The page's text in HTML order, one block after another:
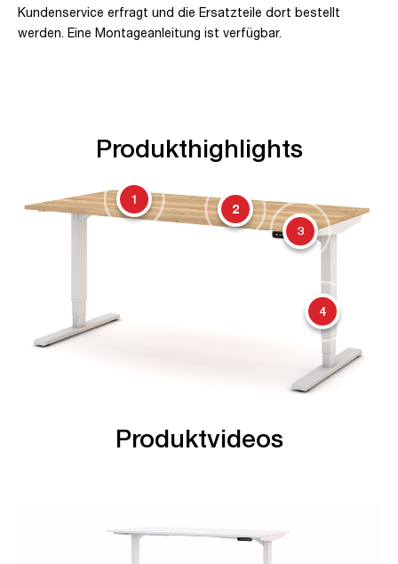
Kundenservice erfragt und die Ersatzteile dort bestellt
werden. Eine Montageanleitung ist verfügbar.
Produkthighlights
1
2
3
4
Produktvideos